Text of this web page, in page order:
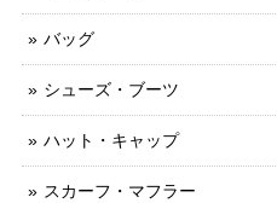
バッグ
シューズ・ブーツ
ハット・キャップ
スカーフ・マフラー